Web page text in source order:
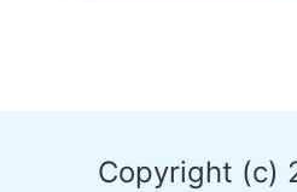
Copyright (c)